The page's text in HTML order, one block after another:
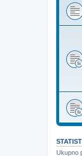
Ukupno